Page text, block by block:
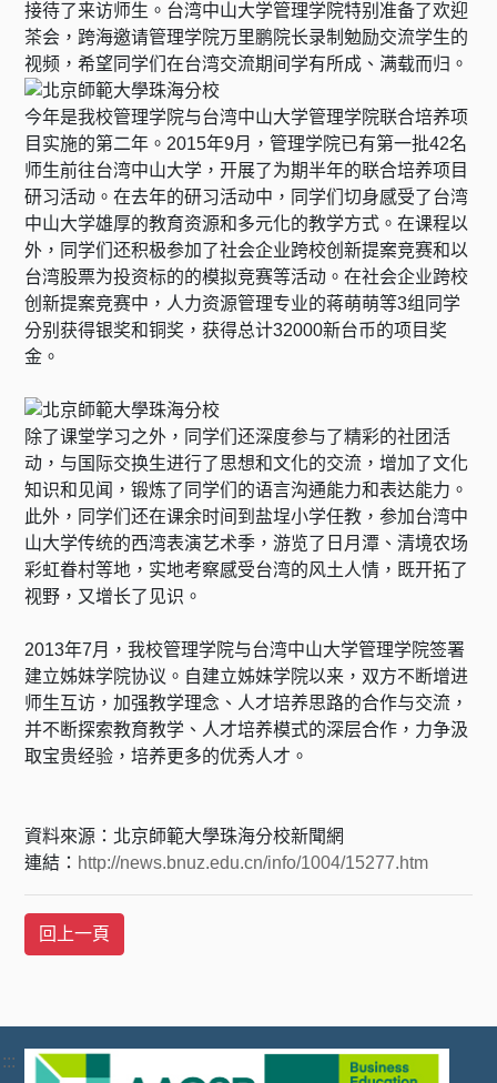
接待了来访师生。台湾中山大学管理学院特别准备了欢迎
茶会，跨海邀请管理学院万里鹏院长录制勉励交流学生的
视频，希望同学们在台湾交流期间学有所成、满载而归。
今年是我校管理学院与台湾中山大学管理学院联合培养项
目实施的第二年。2015年9月，管理学院已有第一批42名
师生前往台湾中山大学，开展了为期半年的联合培养项目
研习活动。在去年的研习活动中，同学们切身感受了台湾
中山大学雄厚的教育资源和多元化的教学方式。在课程以
外，同学们还积极参加了社会企业跨校创新提案竞赛和以
台湾股票为投资标的的模拟竞赛等活动。在社会企业跨校
创新提案竞赛中，人力资源管理专业的蒋萌萌等3组同学
分别获得银奖和铜奖，获得总计32000新台币的项目奖
金。
除了课堂学习之外，同学们还深度参与了精彩的社团活
动，与国际交换生进行了思想和文化的交流，增加了文化
知识和见闻，锻炼了同学们的语言沟通能力和表达能力。
此外，同学们还在课余时间到盐埕小学任教，参加台湾中
山大学传统的西湾表演艺术季，游览了日月潭、清境农场
彩虹眷村等地，实地考察感受台湾的风土人情，既开拓了
视野，又增长了见识。
2013年7月，我校管理学院与台湾中山大学管理学院签署
建立姊妹学院协议。自建立姊妹学院以来，双方不断增进
师生互访，加强教学理念、人才培养思路的合作与交流，
并不断探索教育教学、人才培养模式的深层合作，力争汲
取宝贵经验，培养更多的优秀人才。
資料來源：北京師範大學珠海分校新聞網
連結： http://news.bnuz.edu.cn/info/1004/15277.htm
:::